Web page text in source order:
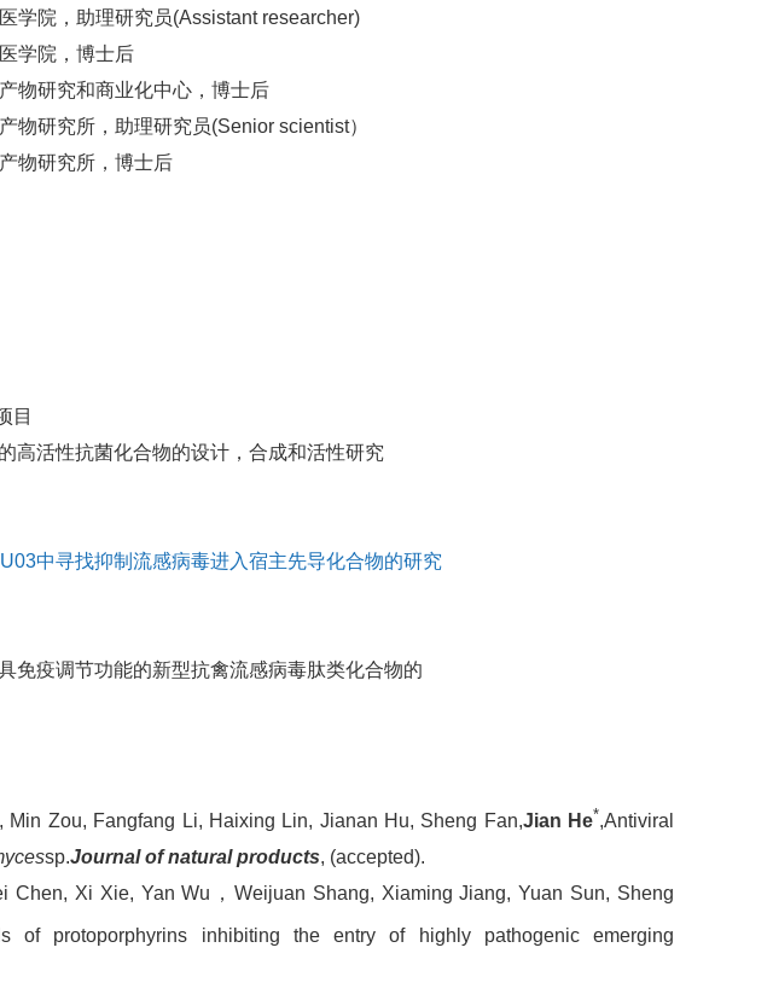
学院，助理研究员(Assistant researcher)
学院，博士后
物研究和商业化中心，博士后
物研究所，助理研究员(Senior scientist）
物研究所，博士后
目
高活性抗菌化合物的设计，合成和活性研究
中寻找抑制流感病毒进入宿主先导化合物的研究
免疫调节功能的新型抗禽流感病毒肽类化合物的
Zou, Fangfang Li, Haixing Lin, Jianan Hu, Sheng Fan,Jian He*,Antiviral
sp.Journal of natural products, (accepted).
Chen, Xi Xie, Yan Wu，Weijuan Shang, Xiaming Jiang, Yuan Sun, Sheng
of protoporphyrins inhibiting the entry of highly pathogenic emerging